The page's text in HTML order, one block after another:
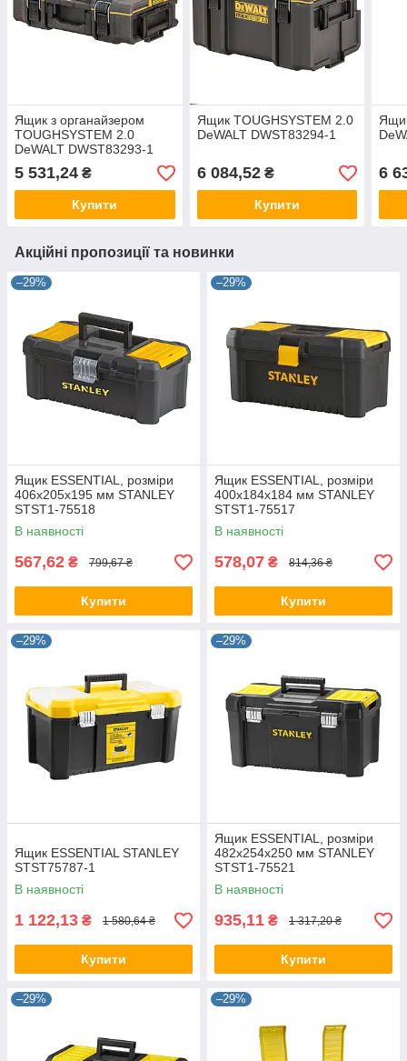
Ящик з органайзером
TOUGHSYSTEM 2.0
DeWALT DWST83293-1
5 531,24 ₴
Купити
Ящик TOUGHSYSTEM 2.0
DeWALT DWST83294-1
6 084,52₴
Купити
6
Акційні пропозиції та новинки
–29%
Ящик ESSENTIAL, розміри
406x205x195 мм STANLEY
STST1-75518
В наявності
567,62 ₴ 799,67 ₴
Купити
–29%
Ящик ESSENTIAL, розміри
400x184x184 мм STANLEY
STST1-75517
В наявності
578,07 ₴ 814,36 ₴
Купити
–29%
Ящик ESSENTIAL STANLEY
STST75787-1
В наявності
1 122,13 ₴ 1 580,64 ₴
Купити
–29%
Ящик ESSENTIAL, розміри
482x254x250 мм STANLEY
STST1-75521
В наявності
935,11 ₴ 1 317,20 ₴
Купити
–29% –29%